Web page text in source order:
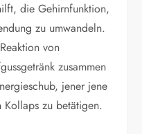
die Gehirnfunktion,
zu umwandeln.
von
zusammen
jener jene
zu betätigen.